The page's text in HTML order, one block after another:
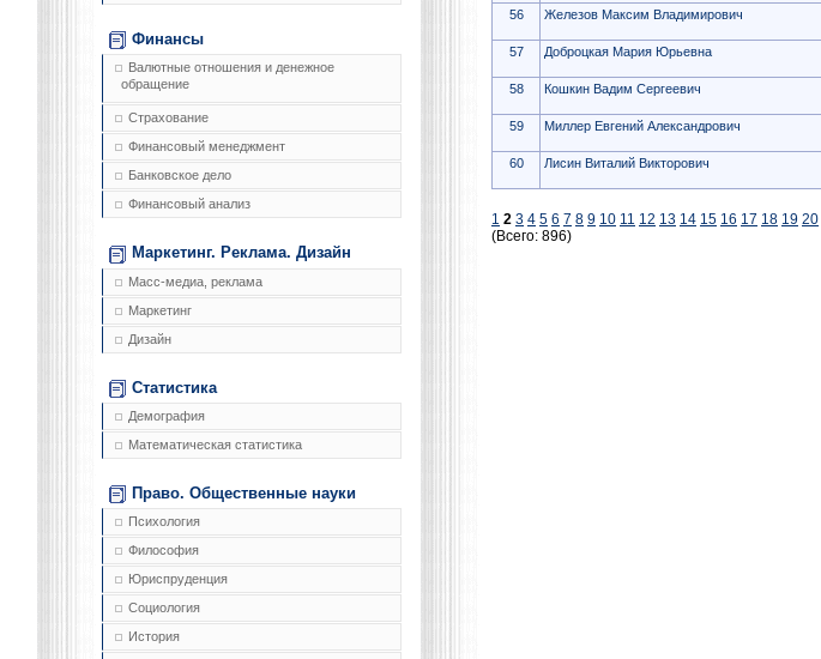
Финансы
Валютные отношения и денежное
обращение
Страхование
Финансовый менеджмент
Банковское дело
Финансовый анализ
Маркетинг. Реклама. Дизайн
Масс-медиа, реклама
Маркетинг
Дизайн
Статистика
Демография
Математическая статистика
Право. Общественные науки
Психология
Философия
Юриспруденция
Социология
История
56
Железов Максим Владимирович
57
Доброцкая Мария Юрьевна
58
Кошкин Вадим Сергеевич
59
Миллер Евгений Александрович
60
Лисин Виталий Викторович
1 2 3 4 5 6 7 8 9 10 11 12 13 14 15 16 17 18 19 20
(Всего: 896)